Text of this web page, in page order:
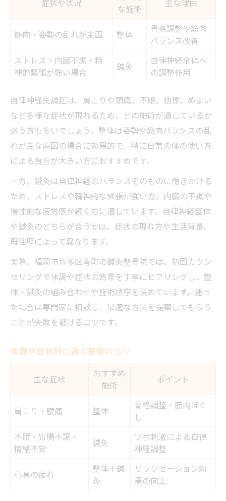
な施術
筋肉・姿勢の乱れが主因 整体
骨格調整や筋肉
バランス改善
ストレス・内臓不調・精
神的緊張が強い場合
鍼灸
自律神経全体へ
の調整作用
自律神経失調症は、肩こりや頭痛、不眠、動悸、めまい
など多様な症状が現れるため、どの施術が適しているか
迷う方も多いでしょう。整体は姿勢や筋肉バランスの乱
れが主な原因の場合に効果的で、特に日常の体の使い方
による負担が大きい方におすすめです。
一方、鍼灸は自律神経のバランスそのものに働きかける
ため、ストレスや精神的な緊張が強い方、内臓の不調や
慢性的な疲労感が続く方に適しています。自律神経整体
や鍼灸のどちらが合うかは、症状の現れ方や生活背景、
既往歴によって異なります。
実際、福岡市博多区春町の鍼灸整骨院では、初回カウン
セリングで体調や症状の背景を丁寧にヒアリングし、整
体・鍼灸の組み合わせや施術順序を決めています。迷っ
た場合は専門家に相談し、最適な方法を提案してもらう
ことが失敗を避けるコツです。
体調や症状別に選ぶ施術のコツ
主な症状
おすすめ
施術
ポイント
肩こり・腰痛 整体
骨格調整・筋肉ほぐ
し
不眠・胃腸不調・
情緒不安
鍼灸
ツボ刺激による自律
神経調整
心身の疲れ
整体＋鍼
灸
リラクゼーション効
果の向上